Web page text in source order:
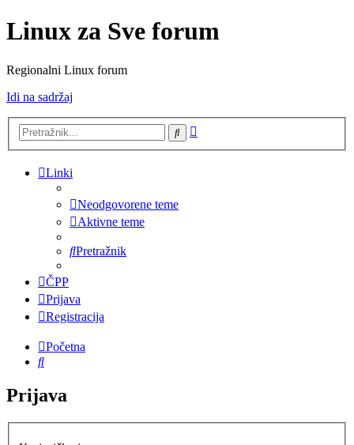
Linux za Sve forum
Regionalni Linux forum
Idi na sadržaj
Pretražnik
Linki
Neodgovorene teme
Aktivne teme
Pretražnik
ČPP
Prijava
Registracija
Početna
Pretražnik
Prijava